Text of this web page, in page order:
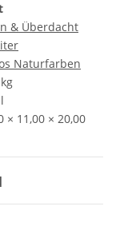
& Überdacht
Naturfarben
kg
× 11,00 × 20,00